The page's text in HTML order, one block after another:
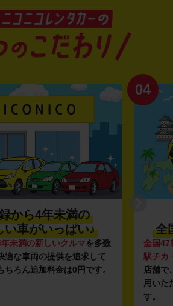
から4年未満の
い車がいっぱい♪
未満の新しいクルマを多数
適な車両の提供を追求して
ちろん追加料金は0円です。
04
全
全国47
駅チカ
店舗で
用いた
す。